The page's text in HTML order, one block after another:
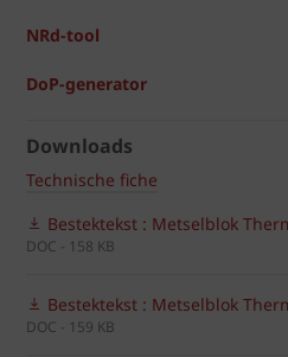
NRd-tool
DoP-generator
Downloads
Technische fiche
Bestektekst : Metselblok
DOC - 158 KB
Bestektekst : Metselblok
DOC - 159 KB